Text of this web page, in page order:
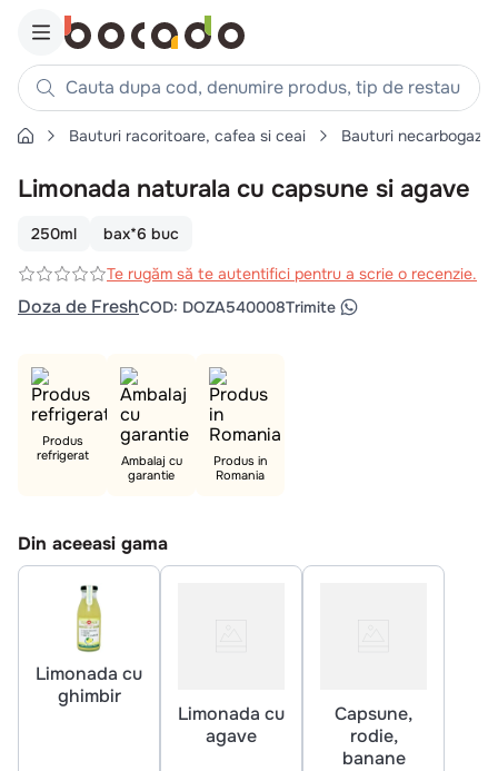
Cauta dupa cod, denumire produs, tip de restaurant,
Căutări populare
1. cartofi
. piept pui
4
chifle
. coaste
. ceafa
aripi
Bauturi racoritoare, cafea si ceai Bauturi
Limonada naturala cu capsune si agave
250ml bax*6 buc
Te rugăm să te autentifici pentru a scrie o recenzie.
Doza de FreshCOD: DOZA540008Trimite
Produs
refrigerat
Ambalaj cu
garantie
Produs in
Romania
Din aceeasi gama
Limonada cu
ghimbir
Limonada cu
agave
Capsune,
rodie,
banane